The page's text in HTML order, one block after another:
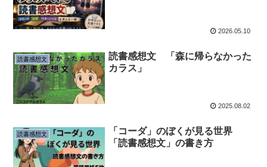
2026.05.10
読書感想文
読書感想文 「森に帰らなかった
カラス」
2025.08.02
読書感想文
「コーダ」のぼくが見る世界
「読書感想文」の書き方